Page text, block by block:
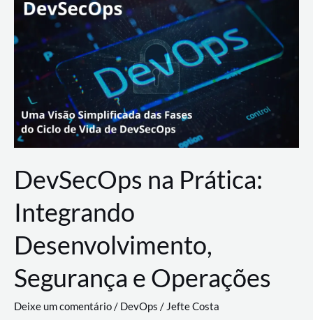
Lance
Rural
DevSecOps na Prática:
Integrando
Desenvolvimento,
Segurança e Operações
Deixe um comentário/ DevOps /Jefte Costa